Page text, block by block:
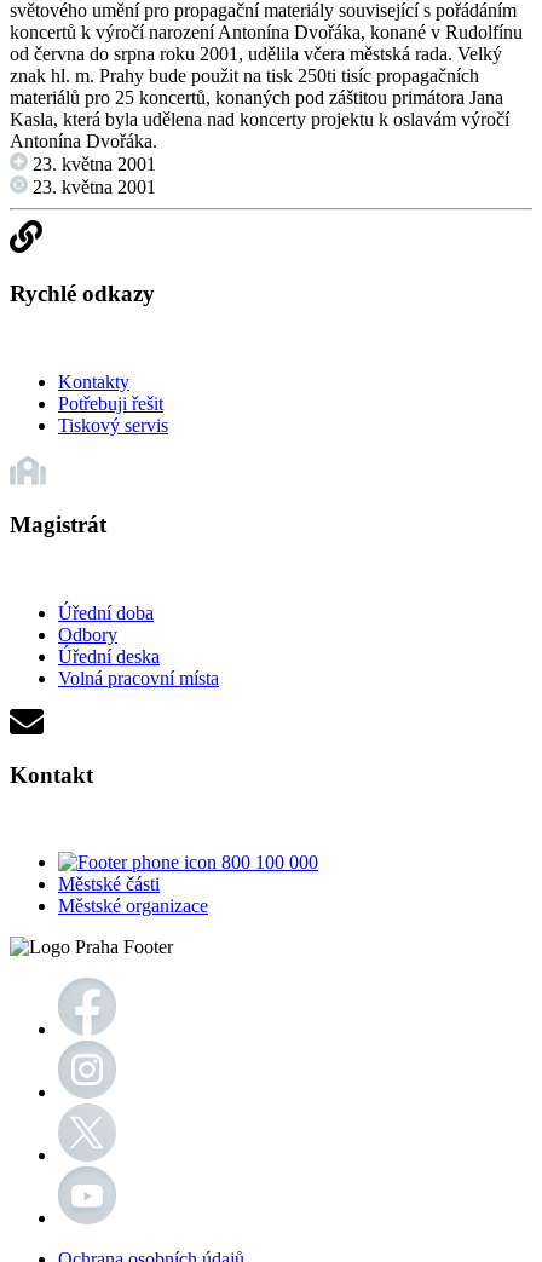
světového umění pro propagační materiály související s pořádáním
koncertů k výročí narození Antonína Dvořáka, konané v Rudolfínu
od června do srpna roku 2001, udělila včera městská rada. Velký
znak hl. m. Prahy bude použit na tisk 250ti tisíc propagačních
materiálů pro 25 koncertů, konaných pod záštitou primátora Jana
Kasla, která byla udělena nad koncerty projektu k oslavám výročí
Antonína Dvořáka.
23. května 2001
23. května 2001
Rychlé odkazy
Kontakty
Potřebuji řešit
Tiskový servis
Magistrát
Úřední doba
Odbory
Úřední deska
Volná pracovní místa
Kontakt
800 100 000
Městské části
Městské organizace